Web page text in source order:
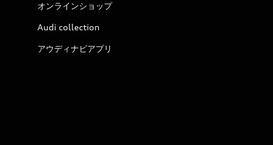
オンラインショップ
Audi collection
アウディナビアプリ